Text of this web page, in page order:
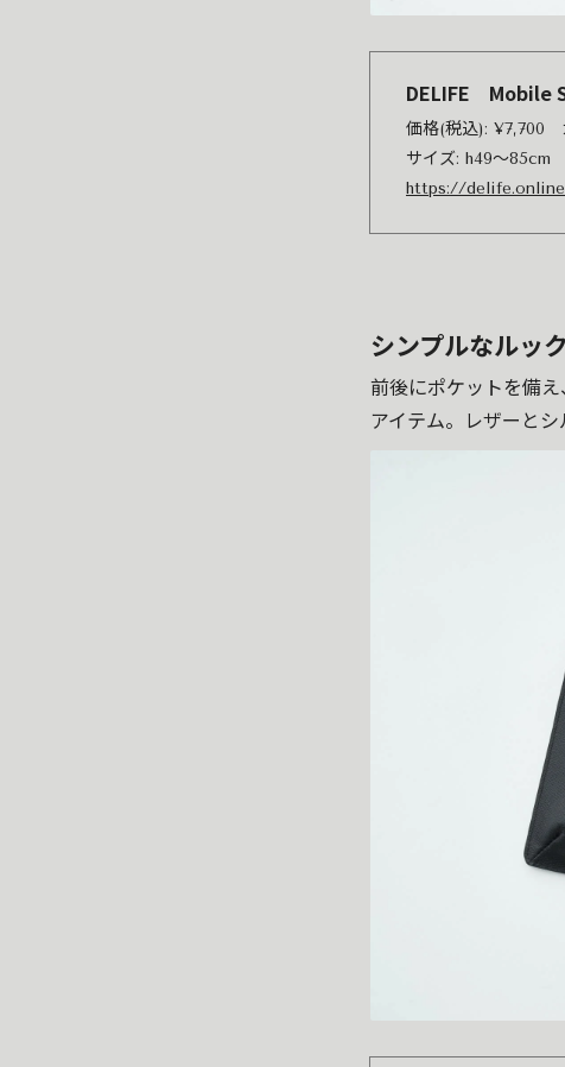
DELIFE Mobile
価格(税込): ¥7,700
サイズ: h49〜85cm
https://
シンプルなルッ
前後にポケットを備
アイテム。レザーと